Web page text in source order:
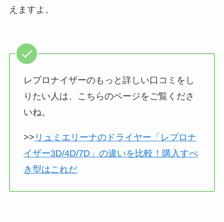
えますよ。
レプロナイザーのもっと詳しい口コミをし
りたい人は、こちらのページをご覧くださ
いね。
>> リュミエリーナのドライヤー「レプロナ
イザー3D/4D/7D」の違いを比較！購入すべ
き型はこれだ